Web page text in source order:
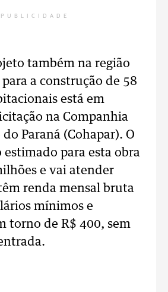
PUBLICIDADE
também na região
a construção de 58
está em
na Companhia
Paraná (Cohapar). O
para esta obra
e vai atender
renda mensal bruta
mínimos e
torno de R$ 400, sem